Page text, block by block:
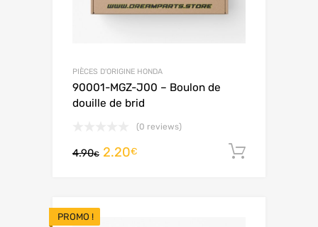
PIÈCES D'ORIGINE HONDA
90001-MGZ-J00 – Boulon de
douille de brid
(0 reviews)
4.90€ 2.20€
PROMO !